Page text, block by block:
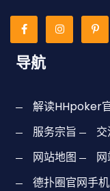
导航
解读HHpoker
服务宗旨
网站地图
德扑圈官网手